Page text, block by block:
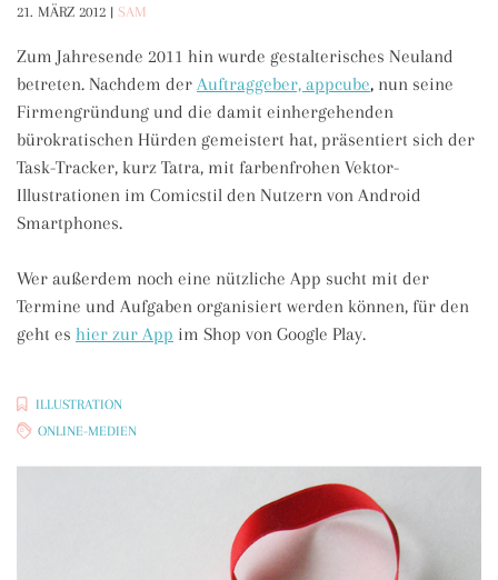
21. MÄRZ 2012 | SAM
Zum Jahresende 2011 hin wurde gestalterisches Neuland
betreten. Nachdem der Auftraggeber, appcube, nun seine
Firmengründung und die damit einhergehenden
bürokratischen Hürden gemeistert hat, präsentiert sich der
Task-Tracker, kurz Tatra, mit farbenfrohen Vektor-
Illustrationen im Comicstil den Nutzern von Android
Smartphones.
Wer außerdem noch eine nützliche App sucht mit der
Termine und Aufgaben organisiert werden können, für den
geht es hier zur App im Shop von Google Play.
ILLUSTRATION
ONLINE-MEDIEN